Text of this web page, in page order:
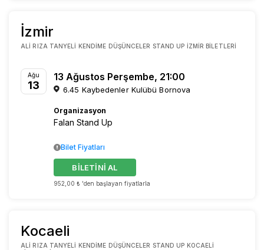
İzmir
ALI RIZA TANYELI KENDIME DÜŞÜNCELER STAND UP İZMIR BILETLERI
Ağu
13
13 Ağustos Perşembe, 21:00
6.45 Kaybedenler Kulübü Bornova
Organizasyon
Falan Stand Up
952,00 ₺ 'den başlayan fiyatlarla
BİLETİNİ AL
Bilet Fiyatları
Kocaeli
ALI RIZA TANYELI KENDIME DÜŞÜNCELER STAND UP KOCAELI